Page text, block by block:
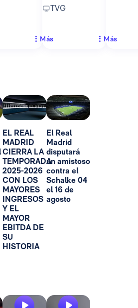
TVG
Más Más
EL REAL
MADRID
CIERRA LA
TEMPORADA
2025-2026
CON LOS
MAYORES
INGRESOS
Y EL
MAYOR
EBITDA DE
SU
HISTORIA
El Real
Madrid
disputará
un amistoso
contra el
Schalke 04
el 16 de
agosto